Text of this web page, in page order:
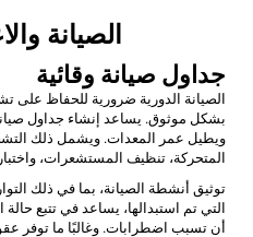
الصيانة
جداول صيانة وقائية
الصيانة الدورية ضرورية للحفاظ على
بشكل موثوق. يساعد إنشاء جداول
ويطيل عمر المعدات. ويشمل ذلك
المتحركة، تنظيف المستشعرات،
توثيق أنشطة الصيانة، بما في ذلك
التي تم استبدالها، يساعد في تتبع
أن تسبب اضطرابات. وغالبًا ما توفر عقود